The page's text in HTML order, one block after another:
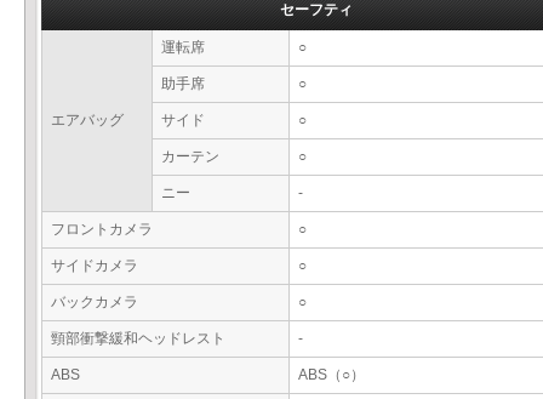
セーフティ
エアバッグ
運転席 ○
助手席 ○
サイド ○
カーテン ○
ニー -
フロントカメラ ○
サイドカメラ ○
バックカメラ ○
頸部衝撃緩和ヘッドレスト -
ABS ABS（○）